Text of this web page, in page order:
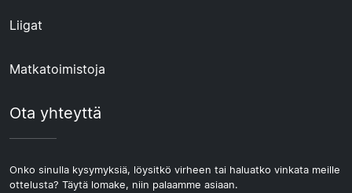
Liigat
Matkatoimistoja
Ota yhteyttä
Onko sinulla kysymyksiä, löysitkö virheen tai haluatko vinkata meille
ottelusta? Täytä lomake, niin palaamme asiaan.